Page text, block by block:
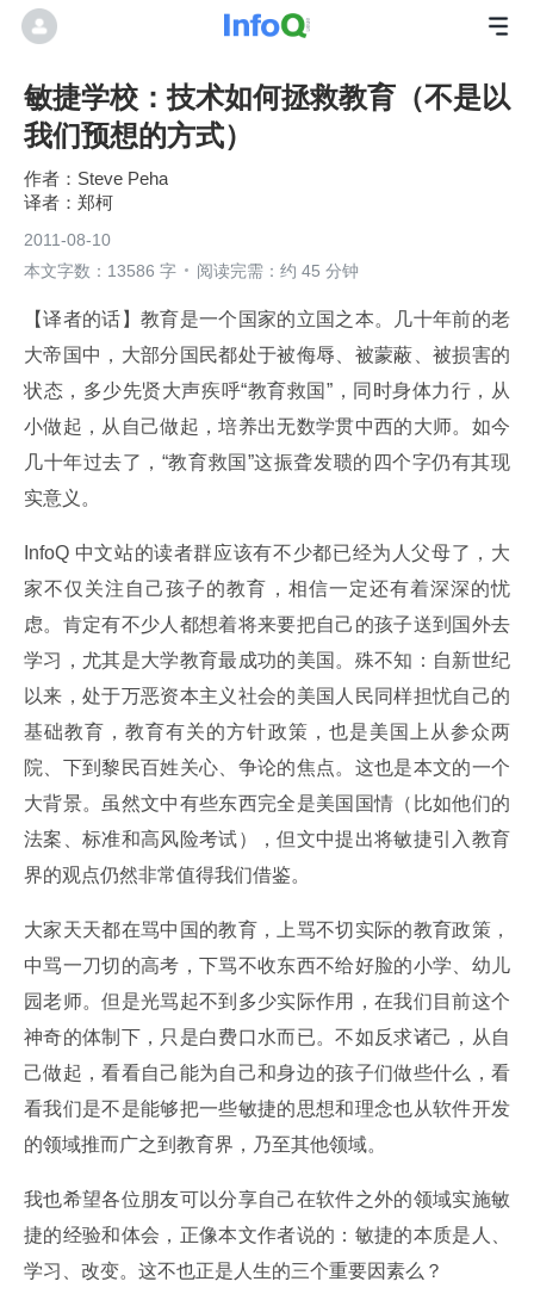
敏捷学校：技术如何拯救教育（不是以
我们预想的方式）
Steve Peha
郑柯
2011-08-10
本文字数：13586 字
阅读完需：约 45 分钟
【译者的话】教育是一个国家的立国之本。几十年前的老
大帝国中，大部分国民都处于被侮辱、被蒙蔽、被损害的
状态，多少先贤大声疾呼“教育救国”，同时身体力行，从
小做起，从自己做起，培养出无数学贯中西的大师。如今
几十年过去了，“教育救国”这振聋发聩的四个字仍有其现
实意义。
InfoQ 中文站的读者群应该有不少都已经为人父母了，大
家不仅关注自己孩子的教育，相信一定还有着深深的忧
虑。肯定有不少人都想着将来要把自己的孩子送到国外去
学习，尤其是大学教育最成功的美国。殊不知：自新世纪
以来，处于万恶资本主义社会的美国人民同样担忧自己的
基础教育，教育有关的方针政策，也是美国上从参众两
院、下到黎民百姓关心、争论的焦点。这也是本文的一个
大背景。虽然文中有些东西完全是美国国情（比如他们的
法案、标准和高风险考试），但文中提出将敏捷引入教育
界的观点仍然非常值得我们借鉴。
大家天天都在骂中国的教育，上骂不切实际的教育政策，
中骂一刀切的高考，下骂不收东西不给好脸的小学、幼儿
园老师。但是光骂起不到多少实际作用，在我们目前这个
神奇的体制下，只是白费口水而已。不如反求诸己，从自
己做起，看看自己能为自己和身边的孩子们做些什么，看
看我们是不是能够把一些敏捷的思想和理念也从软件开发
的领域推而广之到教育界，乃至其他领域。
我也希望各位朋友可以分享自己在软件之外的领域实施敏
捷的经验和体会，正像本文作者说的：敏捷的本质是人、
学习、改变。这不也正是人生的三个重要因素么？